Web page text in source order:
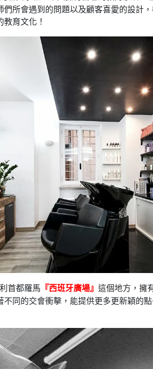
所會遇到的問題以及顧客喜愛的設計
教育文化！
首都羅馬 『西班牙廣場』 這個地方，擁
不同的交會衝擊，能提供更多更新穎的